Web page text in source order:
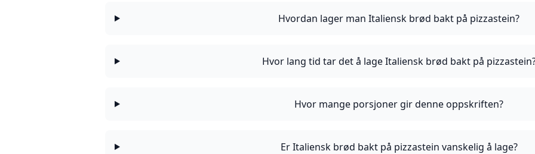
Hvordan lager man Italiensk brød bakt på pizzastein?
Hvor lang tid tar det å lage Italiensk brød bakt på
Hvor mange porsjoner gir denne oppskriften?
Er Italiensk brød bakt på pizzastein vanskelig å lage?